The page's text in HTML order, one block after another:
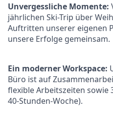
Unvergessliche Momente:
jährlichen Ski-Trip über
Auftritten unserer eigenen
unsere Erfolge gemeinsam.
Ein moderner Workspace:
Büro ist auf
flexible Arbeitszeiten sowie
40-Stunden-Woche).